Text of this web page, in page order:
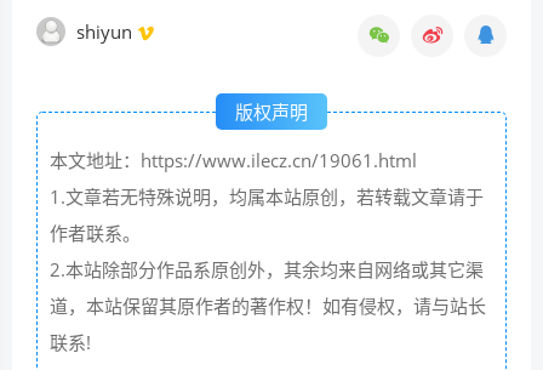
shiyun
版权声明
本文地址：https://www.ilecz.cn/19061.html
1.文章若无特殊说明，均属本站原创，若转载文章请于
作者联系。
2.本站除部分作品系原创外，其余均来自网络或其它渠
道，本站保留其原作者的著作权！如有侵权，请与站长
联系!